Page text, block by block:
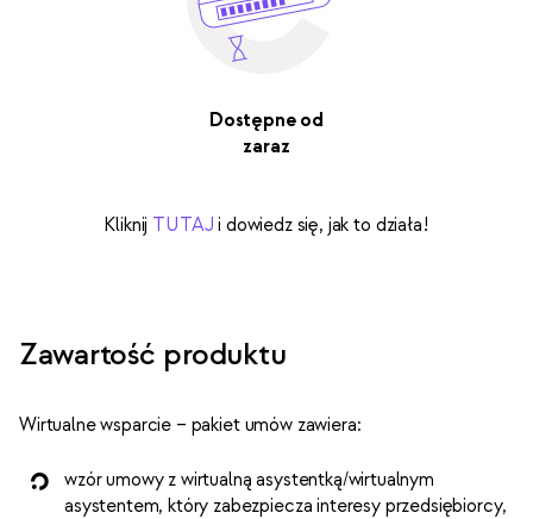
Dostępne od
zaraz
Kliknij TUTAJ i dowiedz się, jak to działa!
Zawartość produktu
Wirtualne wsparcie – pakiet umów zawiera:
wzór umowy z wirtualną asystentką/wirtualnym
asystentem, który zabezpiecza interesy przedsiębiorcy,